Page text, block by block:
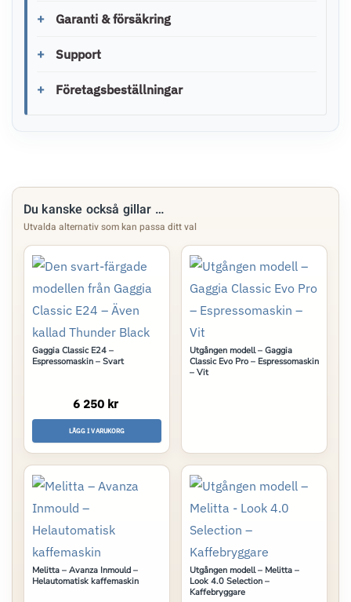
Garanti & försäkring
Support
Företagsbeställningar
Du kanske också gillar …
Gaggia Classic E24 –
Espressomaskin – Svart
6 250 kr
LÄGG I VARUKORG
Utgången modell – Gaggia
Classic Evo Pro – Espressomaskin
– Vit
Melitta – Avanza Inmould –
Helautomatisk kaffemaskin
Utgången modell – Melitta –
Look 4.0 Selection –
Kaffebryggare